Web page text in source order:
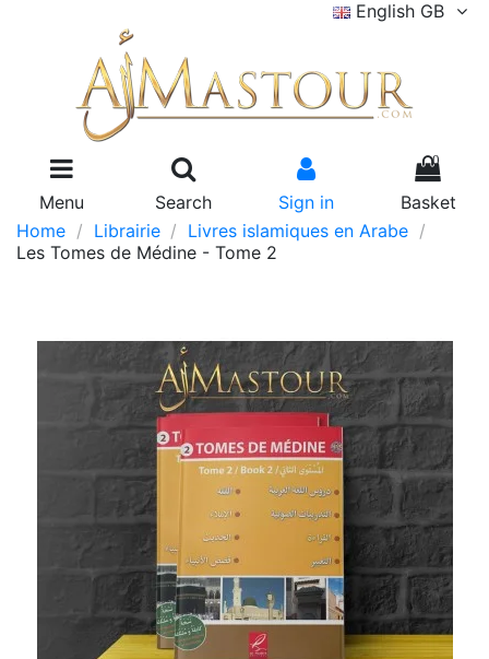
English GB
Menu Search Sign in
0
Basket
Home
Librairie
Livres islamiques en Arabe
Les Tomes de Médine - Tome 2